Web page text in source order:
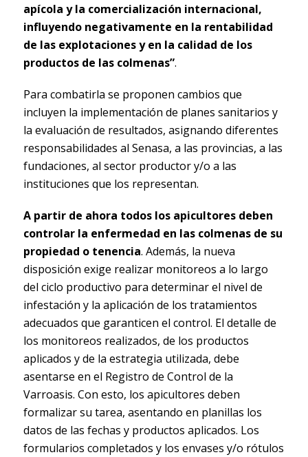
apícola y la comercialización internacional,
influyendo negativamente en la rentabilidad
de las explotaciones y en la calidad de los
productos de las colmenas”.
Para combatirla se proponen cambios que
incluyen la implementación de planes sanitarios y
la evaluación de resultados, asignando diferentes
responsabilidades al Senasa, a las provincias, a las
fundaciones, al sector productor y/o a las
instituciones que los representan.
A partir de ahora todos los apicultores deben
controlar la enfermedad en las colmenas de su
propiedad o tenencia. Además, la nueva
disposición exige realizar monitoreos a lo largo
del ciclo productivo para determinar el nivel de
infestación y la aplicación de los tratamientos
adecuados que garanticen el control. El detalle de
los monitoreos realizados, de los productos
aplicados y de la estrategia utilizada, debe
asentarse en el Registro de Control de la
Varroasis. Con esto, los apicultores deben
formalizar su tarea, asentando en planillas los
datos de las fechas y productos aplicados. Los
formularios completados y los envases y/o rótulos